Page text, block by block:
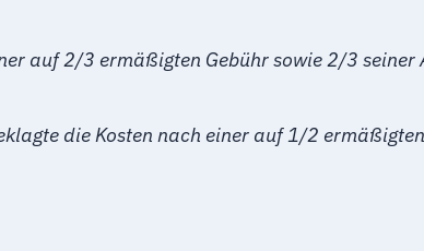
auf 2/3 ermäßigten Gebühr sowie 2/3
die Kosten nach einer auf 1/2